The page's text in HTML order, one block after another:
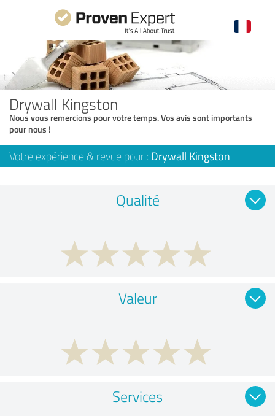
Drywall Kingston
Nous vous remercions pour votre temps. Vos avis sont importants
pour nous !
Votre expérience & revue pour : Drywall Kingston
Qualité
Valeur
Services